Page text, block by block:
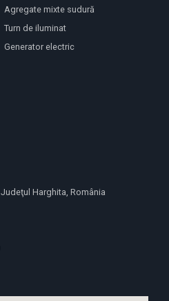
Agregate mixte sudură
Turn de iluminat
Generator electric
Harghita, România